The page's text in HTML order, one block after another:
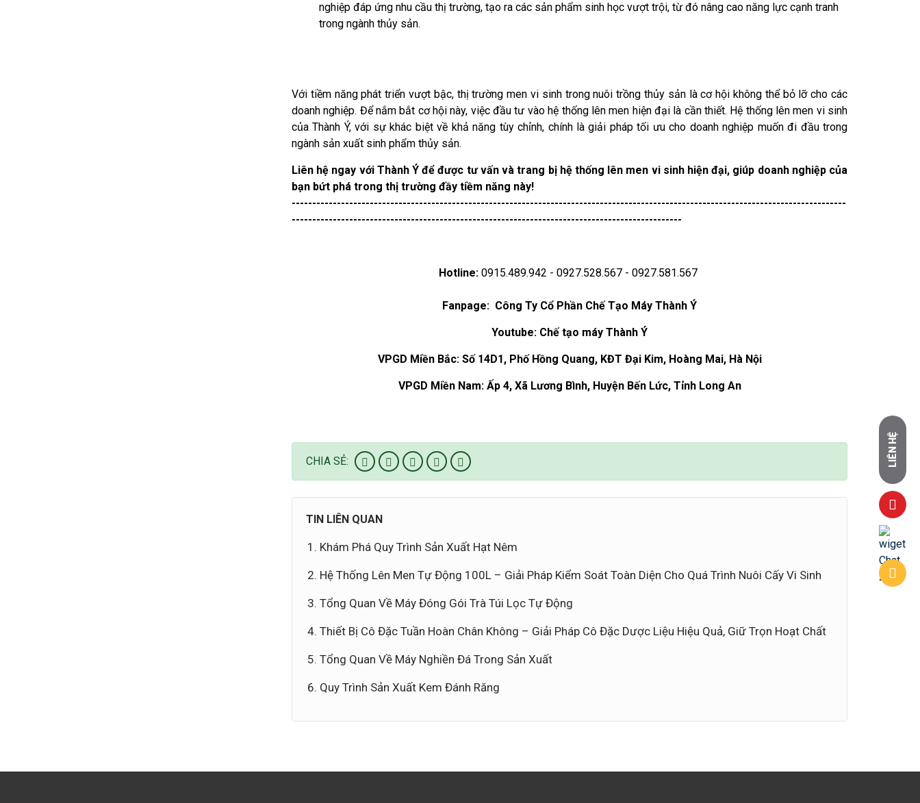
nghiệp đáp ứng nhu cầu thị trường, tạo ra các sản phẩm sinh học vượt trội, từ đó nâng cao năng lực cạnh tranh
trong ngành thủy sản.
Với tiềm năng phát triển vượt bậc, thị trường men vi sinh trong nuôi trồng thủy sản là cơ hội không thể bỏ lỡ cho các
doanh nghiệp. Để nắm bắt cơ hội này, việc đầu tư vào hệ thống lên men hiện đại là cần thiết. Hệ thống lên men vi sinh
của Thành Ý, với sự khác biệt về khả năng tùy chỉnh, chính là giải pháp tối ưu cho doanh nghiệp muốn đi đầu trong
ngành sản xuất sinh phẩm thủy sản.
Liên hệ ngay với Thành Ý để được tư vấn và trang bị hệ thống lên men vi sinh hiện đại, giúp doanh nghiệp của
bạn bứt phá trong thị trường đầy tiềm năng này!
---------------------------------------------------------------------------------------------------------------------------------------
-----------------------------------------------------------------------------------------------
Hotline: 0915.489.942 - 0927.528.567 - 0927.581.567
Fanpage: Công Ty Cổ Phần Chế Tạo Máy Thành Ý
Youtube: Chế tạo máy Thành Ý
VPGD Miền Bắc: Số 14D1, Phố Hồng Quang, KĐT Đại Kim, Hoàng Mai, Hà Nội
VPGD Miền Nam: Ấp 4, Xã Lương Bình, Huyện Bến Lức, Tỉnh Long An
CHIA SẺ:
TIN LIÊN QUAN
Khám Phá Quy Trình Sản Xuất Hạt Nêm
Hệ Thống Lên Men Tự Động 100L – Giải Pháp Kiểm Soát Toàn Diện Cho Quá Trình Nuôi Cấy Vi Sinh
Tổng Quan Về Máy Đóng Gói Trà Túi Lọc Tự Động
Thiết Bị Cô Đặc Tuần Hoàn Chân Không – Giải Pháp Cô Đặc Dược Liệu Hiệu Quả, Giữ Trọn Hoạt Chất
Tổng Quan Về Máy Nghiền Đá Trong Sản Xuất
Quy Trình Sản Xuất Kem Đánh Răng
LIÊN HỆ